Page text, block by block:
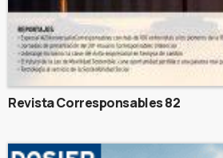
Revista Corresponsables 82